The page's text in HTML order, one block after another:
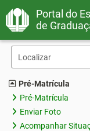
Portal do
de
Pré-Matrícula
Pré-Matrícula
Enviar Foto
Acompanhar